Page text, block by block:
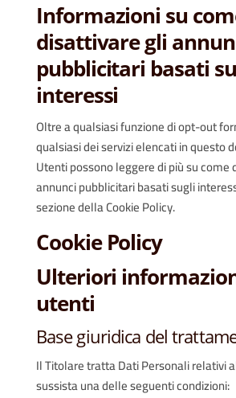
Informazioni su
disattivare gli
pubblicitari basati
interessi
Oltre a qualsiasi funzione di opt-out
qualsiasi dei servizi elencati in questo
Utenti possono leggere di più su
annunci pubblicitari basati sugli
sezione della Cookie Policy.
Cookie Policy
Ulteriori
utenti
Base giuridica del
Il Titolare tratta Dati Personali relativi
sussista una delle seguenti condizioni: